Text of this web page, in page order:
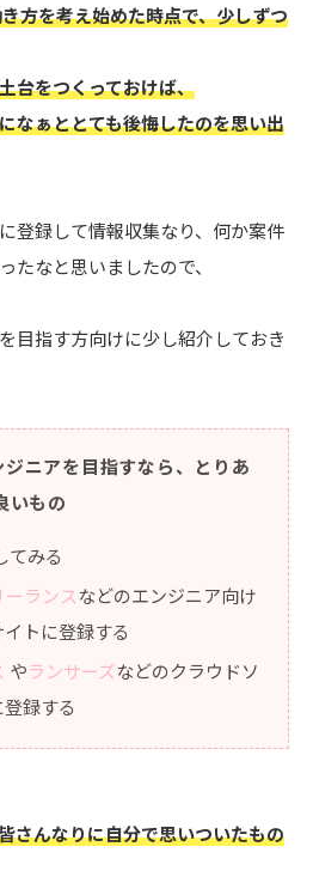
方を考え始めた時点で、少しずつ
台をつくっておけば、
なぁととても後悔したのを思い出
登録して情報収集なり、何か案件
たなと思いましたので、
目指す方向けに少し紹介しておき
ニアを目指すなら、とりあ
いもの
てみる
ランス などのエンジニア向け
トに登録する
やランサーズなどのクラウドソ
録する
さんなりに自分で思いついたもの